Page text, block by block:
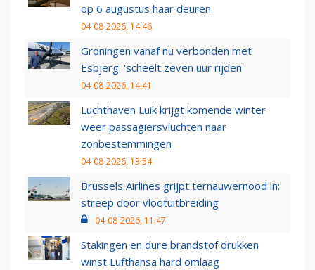
op 6 augustus haar deuren
04-08-2026, 14:46
Groningen vanaf nu verbonden met
Esbjerg: 'scheelt zeven uur rijden'
04-08-2026, 14:41
Luchthaven Luik krijgt komende winter
weer passagiersvluchten naar
zonbestemmingen
04-08-2026, 13:54
Brussels Airlines grijpt ternauwernood in:
streep door vlootuitbreiding
04-08-2026, 11:47
Stakingen en dure brandstof drukken
winst Lufthansa hard omlaag